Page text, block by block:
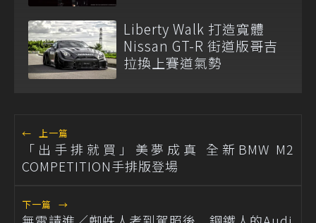
Liberty Walk 打造寬體
Nissan GT-R 街道版哥吉
拉換上賽道氣勢
← 上一篇
「出手排就買」美夢成真 全新BMW M2
COMPETITION手排版登場
下一篇 →